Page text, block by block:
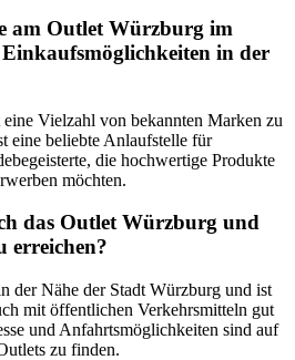
am Outlet Würzburg im
in der
Vielzahl von bekannten Marken zu
eine beliebte Anlaufstelle für
die hochwertige Produkte
möchten.
das Outlet Würzburg und
erreichen?
der Nähe der Stadt Würzburg und ist
mit öffentlichen Verkehrsmitteln gut
und Anfahrtsmöglichkeiten sind auf
zu finden.